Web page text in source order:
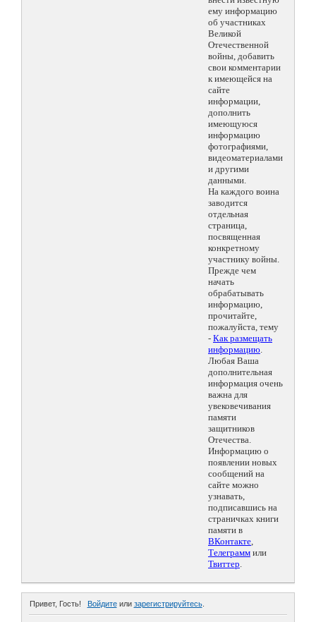
ему информацию
об участниках
Великой
Отечественной
войны, добавить
свои комментарии
к имеющейся на
сайте
информации,
дополнить
имеющуюся
информацию
фотографиями,
видеоматериалами
и другими
данными.
На каждого воина
заводится
отдельная
страница,
посвященная
конкретному
участнику войны.
Прежде чем
начать
обрабатывать
информацию,
прочитайте,
пожалуйста, тему
- Как размещать
информацию.
Любая Ваша
дополнительная
информация очень
важна для
увековечивания
памяти
защитников
Отечества.
Информацию о
появлении новых
сообщений на
сайте можно
узнавать,
подписавшись на
страничках книги
памяти в
ВКонтакте,
Телеграмм или
Твиттер.
Привет, Гость! Войдитеили зарегистрируйтесь.